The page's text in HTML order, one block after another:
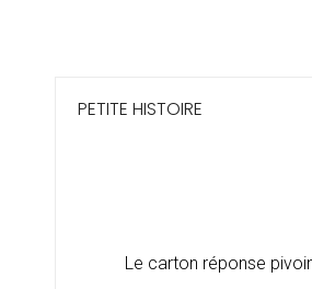
PETITE HISTOIRE
Le carton réponse